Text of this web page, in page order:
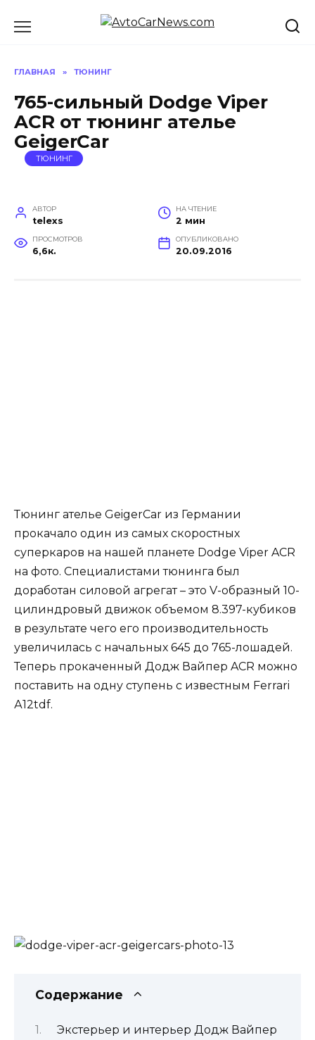
ГЛАВНАЯ » ТЮНИНГ
765-сильный Dodge Viper
ACR от тюнинг ателье
GeigerCar
ТЮНИНГ
АВТОР
telexs
НА ЧТЕНИЕ
2 мин
ПРОСМОТРОВ
6,6к.
ОПУБЛИКОВАНО
20.09.2016
Тюнинг ателье GeigerCar из Германии
прокачало один из самых скоростных
суперкаров на нашей планете Dodge Viper ACR
на фото. Специалистами тюнинга был
доработан силовой агрегат – это V-образный 10-
цилиндровый движок объемом 8.397-кубиков
в результате чего его производительность
увеличилась с начальных 645 до 765-лошадей.
Теперь прокаченный Додж Вайпер ACR можно
поставить на одну ступень с известным Ferrari
А12tdf.
Содержание
Экстерьер и интерьер Додж Вайпер